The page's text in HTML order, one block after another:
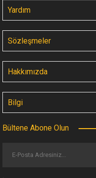
Yardım
Sözleşmeler
Hakkımızda
Bilgi
Bültene Abone Olun